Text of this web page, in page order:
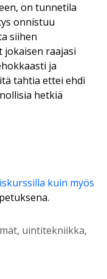
on tunnetila
onnistuu
siihen
raajasi
ja
tahtia ettei ehdi
hetkiä
kuin myös
, uintitekniikka,